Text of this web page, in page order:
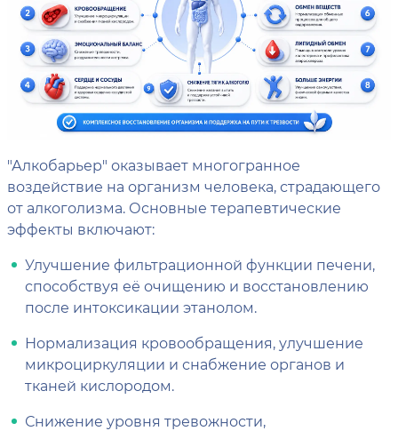
"Алкобарьер" оказывает многогранное
воздействие на организм человека, страдающего
от алкоголизма. Основные терапевтические
эффекты включают:
Улучшение фильтрационной функции печени,
способствуя её очищению и восстановлению
после интоксикации этанолом.
Нормализация кровообращения, улучшение
микроциркуляции и снабжение органов и
тканей кислородом.
Снижение уровня тревожности,